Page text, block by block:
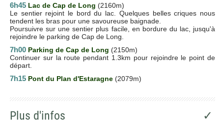
6h45 Lac de Cap de Long (2160m)
Le sentier rejoint le bord du lac. Quelques belles criques nous
tendent les bras pour une savoureuse baignade.
Poursuivre sur une sentier plus facile, en bordure du lac, jusqu'à
rejoindre le parking de Cap de Long.
7h00 Parking de Cap de Long (2150m)
Continuer sur la route pendant 1.3km pour rejoindre le point de
départ.
7h15 Pont du Plan d'Estaragne (2079m)
Plus d'infos ✓